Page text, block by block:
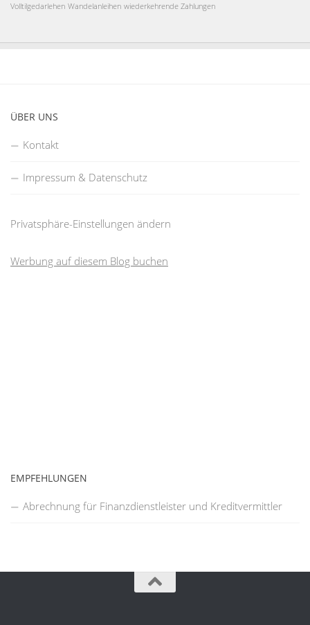
Volltilgedarlehen Wandelanleihen wiederkehrende Zahlungen
ÜBER UNS
Kontakt
Impressum & Datenschutz
Privatsphäre-Einstellungen ändern
Werbung auf diesem Blog buchen
EMPFEHLUNGEN
Abrechnung für Finanzdienstleister und Kreditvermittler